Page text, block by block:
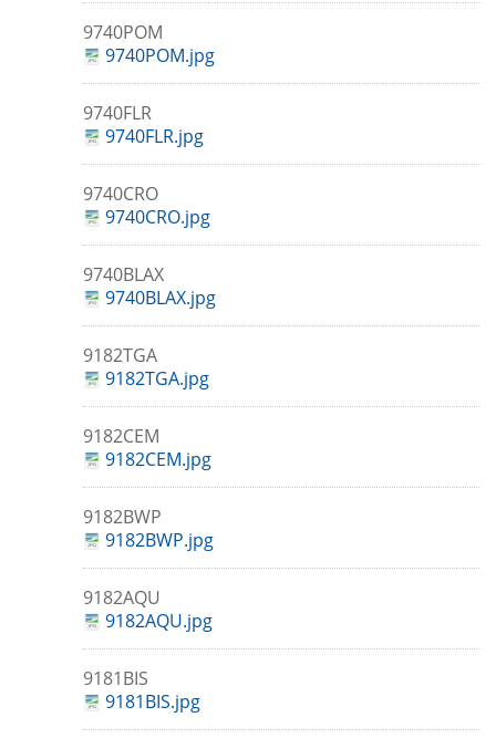
9740POM
9740POM.jpg
9740FLR
9740FLR.jpg
9740CRO
9740CRO.jpg
9740BLAX
9740BLAX.jpg
9182TGA
9182TGA.jpg
9182CEM
9182CEM.jpg
9182BWP
9182BWP.jpg
9182AQU
9182AQU.jpg
9181BIS
9181BIS.jpg